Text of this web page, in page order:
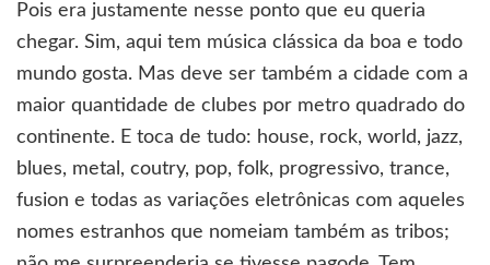
Pois era justamente nesse ponto que eu queria
chegar. Sim, aqui tem música clássica da boa e todo
mundo gosta. Mas deve ser também a cidade com a
maior quantidade de clubes por metro quadrado do
continente. E toca de tudo: house, rock, world, jazz,
blues, metal, coutry, pop, folk, progressivo, trance,
fusion e todas as variações eletrônicas com aqueles
nomes estranhos que nomeiam também as tribos;